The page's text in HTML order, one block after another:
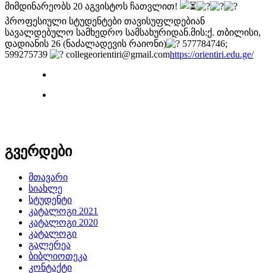
მიმდინარეობს 20 აგვისტოს ჩათვლით!
პროფესიული სტუდენტები თავისუფლდებიან
სავალდებულო სამხედრო სამსახურიდან.მის:ქ. თბილისი,
დადიანის 26 (ნაძალადევის რაიონი)
577784746;
599275739
collegeorientiri@gmail.comhttps://orientiri.edu.ge/
გვერდები
მთავარი
სიახლე
სტუდენტი
კატალოგი 2021
კატალოგი 2020
კატალოგი
გალერეა
ბიბლიოთეკა
კონტაქტი